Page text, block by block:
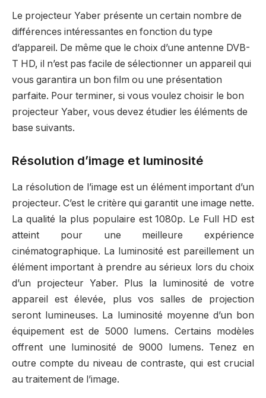
Le projecteur Yaber présente un certain nombre de
différences intéressantes en fonction du type
d’appareil. De même que le choix d’une antenne DVB-
T HD, il n’est pas facile de sélectionner un appareil qui
vous garantira un bon film ou une présentation
parfaite. Pour terminer, si vous voulez choisir le bon
projecteur Yaber, vous devez étudier les éléments de
base suivants.
Résolution d’image et luminosité
La résolution de l’image est un élément important d’un
projecteur. C’est le critère qui garantit une image nette.
La qualité la plus populaire est 1080p. Le Full HD est
atteint pour une meilleure expérience
cinématographique. La luminosité est pareillement un
élément important à prendre au sérieux lors du choix
d’un projecteur Yaber. Plus la luminosité de votre
appareil est élevée, plus vos salles de projection
seront lumineuses. La luminosité moyenne d’un bon
équipement est de 5000 lumens. Certains modèles
offrent une luminosité de 9000 lumens. Tenez en
outre compte du niveau de contraste, qui est crucial
au traitement de l’image.